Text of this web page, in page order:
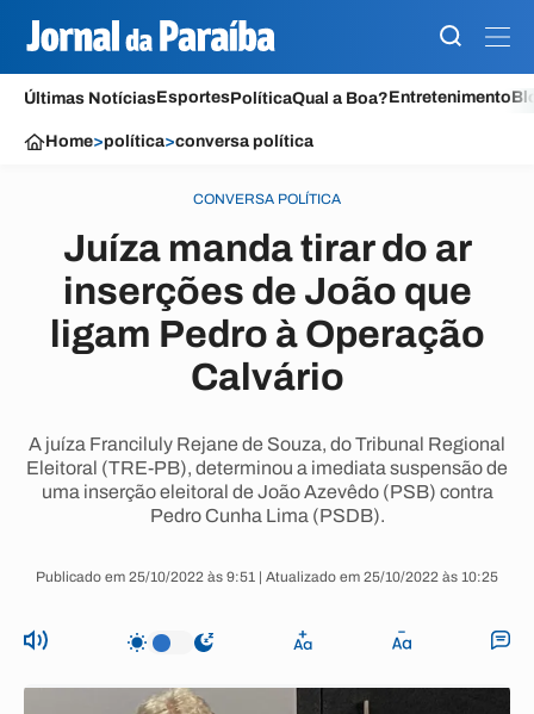
Últimas NotíciasEsportesPolíticaQual a Boa?Entretenimento
Home>política>conversa política
CONVERSA POLÍTICA
Juíza manda tirar do ar
inserções de João que
ligam Pedro à Operação
Calvário
A juíza Franciluly Rejane de Souza, do Tribunal Regional
Eleitoral (TRE-PB), determinou a imediata suspensão de
uma inserção eleitoral de João Azevêdo (PSB) contra
Pedro Cunha Lima (PSDB).
Publicado em 25/10/2022 às 9:51 | Atualizado em 25/10/2022 às 10:25